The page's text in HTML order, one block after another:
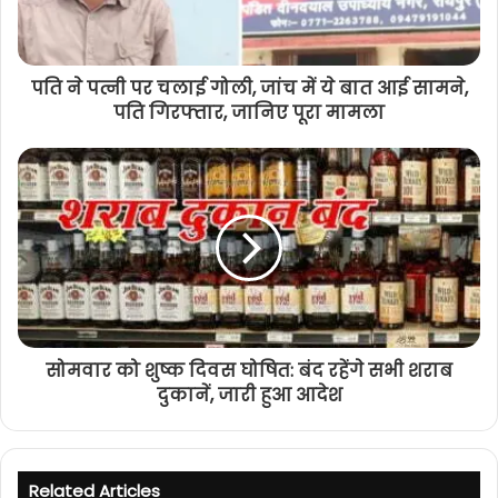
पति ने पत्नी पर चलाई गोली, जांच में ये बात आई सामने,
पति गिरफ्तार, जानिए पूरा मामला
सोमवार को शुष्क दिवस घोषित: बंद रहेंगे सभी शराब
दुकानें, जारी हुआ आदेश
Related Articles